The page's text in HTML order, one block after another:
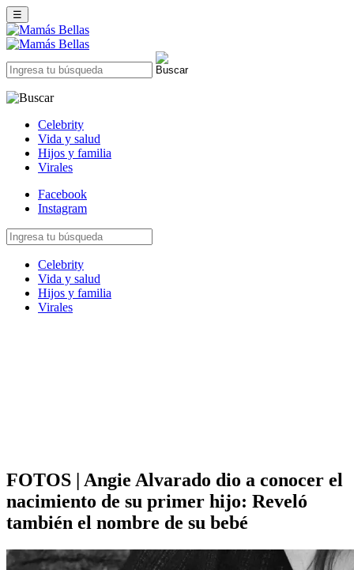
☰
Celebrity
Vida y salud
Hijos y familia
Virales
Facebook
Instagram
Celebrity
Vida y salud
Hijos y familia
Virales
FOTOS | Angie Alvarado dio a conocer el
nacimiento de su primer hijo: Reveló
también el nombre de su bebé